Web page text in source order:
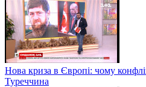
Нова криза в Європі: чому
Туреччина